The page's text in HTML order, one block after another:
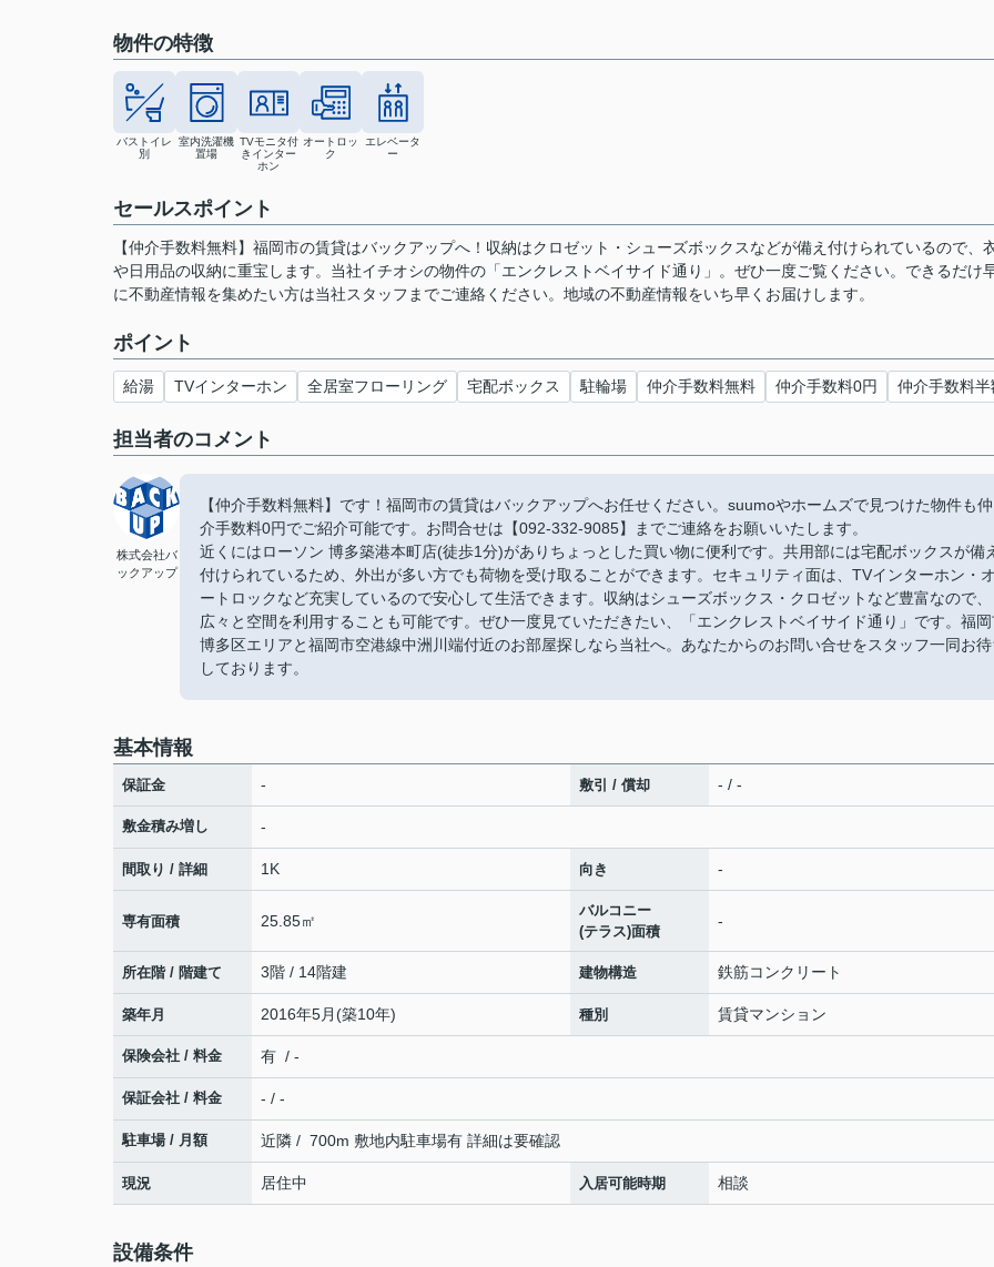
物件の特徴
バストイレ
別
室内洗濯機
置場
TVモニタ付
きインター
ホン
オートロッ
ク
エレベータ
ー
セールスポイント
【仲介手数料無料】福岡市の賃貸はバックアップへ！収納はクロゼット・シューズボックスなどが備え付けられているので、
や日用品の収納に重宝します。当社イチオシの物件の「エンクレストベイサイド通り」。ぜひ一度ご覧ください。できるだけ
に不動産情報を集めたい方は当社スタッフまでご連絡ください。地域の不動産情報をいち早くお届けします。
ポイント
給湯 TVインターホン 全居室フローリング 宅配ボックス 駐輪場 仲介手数料無料 仲介手数料0円 仲介手数料半
担当者のコメント
株式会社バ
ックアップ
【仲介手数料無料】です！福岡市の賃貸はバックアップへお任せください。suumoやホームズで見つけた物件も仲
介手数料0円でご紹介可能です。お問合せは【092-332-9085】までご連絡をお願いいたします。
近くにはローソン 博多築港本町店(徒歩1分)がありちょっとした買い物に便利です。共用部には宅配ボックスが備
付けられているため、外出が多い方でも荷物を受け取ることができます。セキュリティ面は、TVインターホン・
ートロックなど充実しているので安心して生活できます。収納はシューズボックス・クロゼットなど豊富なので、
広々と空間を利用することも可能です。ぜひ一度見ていただきたい、「エンクレストベイサイド通り」です。福
博多区エリアと福岡市空港線中洲川端付近のお部屋探しなら当社へ。あなたからのお問い合せをスタッフ一同お
しております。
基本情報
保証金 - 敷引 / 償却 - / -
敷金積み増し -
間取り / 詳細 1K 向き -
専有面積 25.85㎡
バルコニー
(テラス)面積
-
所在階 / 階建て 3階 / 14階建 建物構造 鉄筋コンクリート
築年月 2016年5月(築10年) 種別 賃貸マンション
保険会社 / 料金 有 / -
保証会社 / 料金 - / -
駐車場 / 月額 近隣 / 700m 敷地内駐車場有 詳細は要確認
現況 居住中 入居可能時期 相談
設備条件